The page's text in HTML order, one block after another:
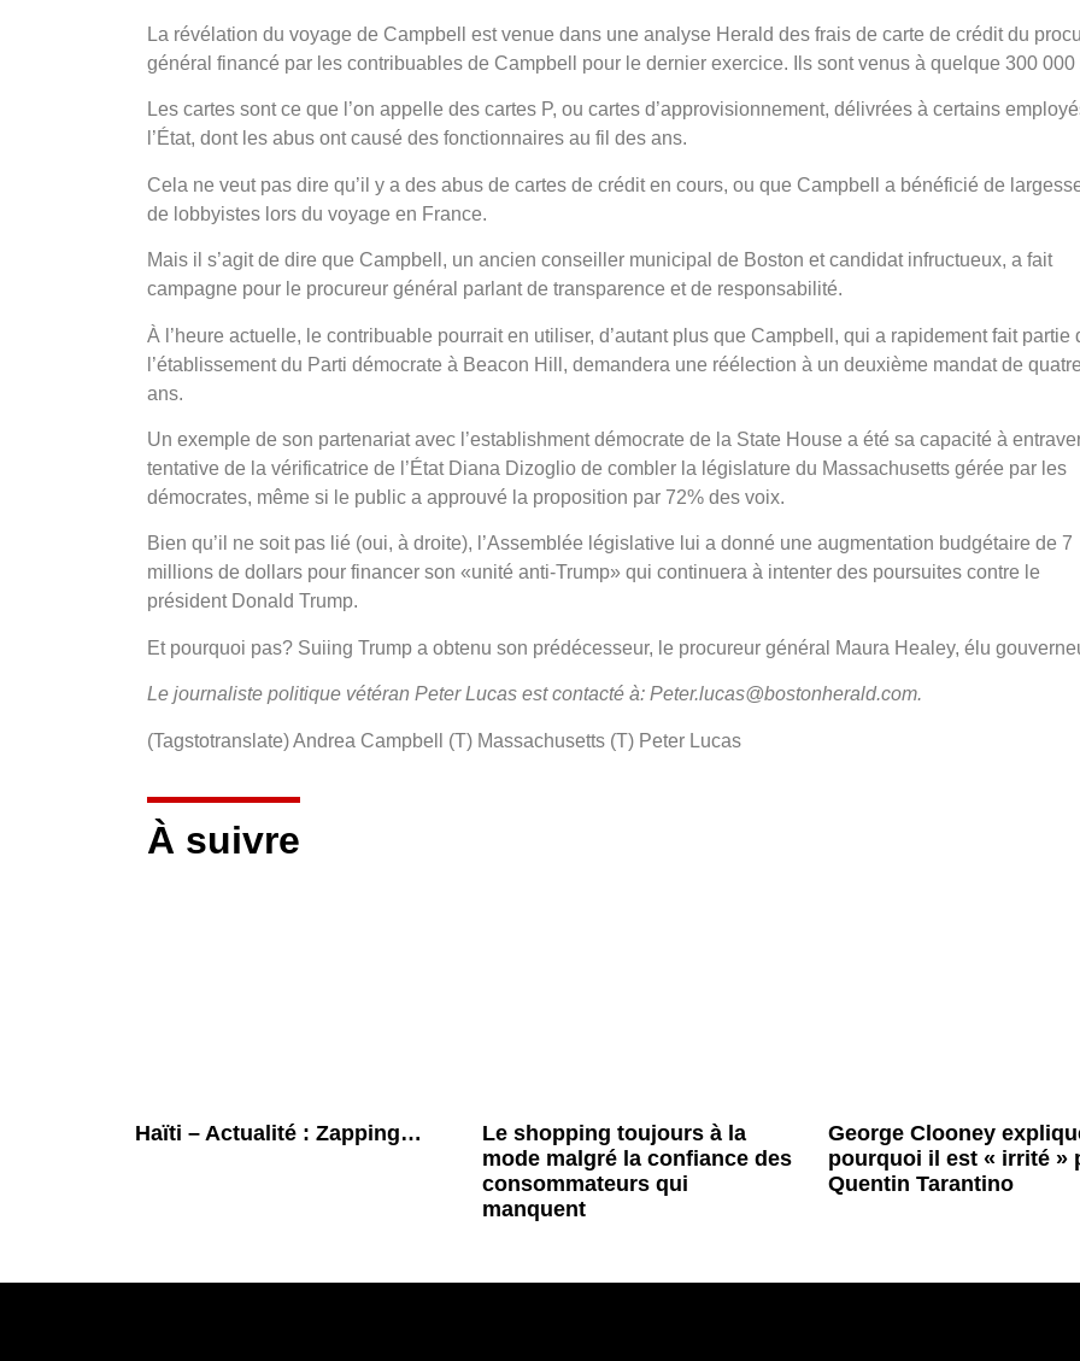
La révélation du voyage de Campbell est venue dans une analyse Herald des frais de carte de crédit du
général financé par les contribuables de Campbell pour le dernier exercice. Ils sont venus à quelque 300 000
Les cartes sont ce que l’on appelle des cartes P, ou cartes d’approvisionnement, délivrées à certains
l’État, dont les abus ont causé des fonctionnaires au fil des ans.
Cela ne veut pas dire qu’il y a des abus de cartes de crédit en cours, ou que Campbell a bénéficié de
de lobbyistes lors du voyage en France.
Mais il s’agit de dire que Campbell, un ancien conseiller municipal de Boston et candidat infructueux, a fait
campagne pour le procureur général parlant de transparence et de responsabilité.
À l’heure actuelle, le contribuable pourrait en utiliser, d’autant plus que Campbell, qui a rapidement fait partie
l’établissement du Parti démocrate à Beacon Hill, demandera une réélection à un deuxième mandat de quatre
ans.
Un exemple de son partenariat avec l’establishment démocrate de la State House a été sa capacité à
tentative de la vérificatrice de l’État Diana Dizoglio de combler la législature du Massachusetts gérée par les
démocrates, même si le public a approuvé la proposition par 72% des voix.
Bien qu’il ne soit pas lié (oui, à droite), l’Assemblée législative lui a donné une augmentation budgétaire de 7
millions de dollars pour financer son «unité anti-Trump» qui continuera à intenter des poursuites contre le
président Donald Trump.
Et pourquoi pas? Suiing Trump a obtenu son prédécesseur, le procureur général Maura Healey, élu
Le journaliste politique vétéran Peter Lucas est contacté à: Peter.lucas@bostonherald.com.
(Tagstotranslate) Andrea Campbell (T) Massachusetts (T) Peter Lucas
À suivre
Haïti – Actualité : Zapping…
Le shopping toujours à la
mode malgré la confiance des
consommateurs qui
manquent
George Clooney
pourquoi il est « irrité »
Quentin Tarantino